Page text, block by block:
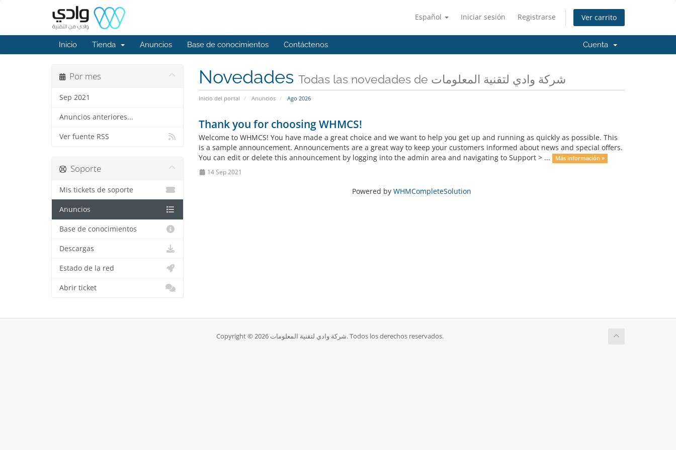
Español Iniciar sesión Registrarse Ver carrito
Inicio Tienda Anuncios Base de conocimientos Contáctenos Cuenta
Novedades Todas las novedades de شركة وادي لتقنية المعلومات
Inicio del portal Anuncios Ago 2026
Por mes
Sep 2021
Anuncios anteriores...
Ver fuente RSS
Thank you for choosing WHMCS!
Welcome to WHMCS! You have made a great choice and we want to help you get up and running as quickly as possible. This
is a sample announcement. Announcements are a great way to keep your customers informed about news and special offers.
You can edit or delete this announcement by logging into the admin area and navigating to Support > ...
Más información »
14 Sep 2021
Powered by WHMCompleteSolution
Soporte
Mis tickets de soporte
Anuncios
Base de conocimientos
Descargas
Estado de la red
Abrir ticket
Copyright © 2026 شركة وادي لتقنية المعلومات. Todos los derechos reservados.